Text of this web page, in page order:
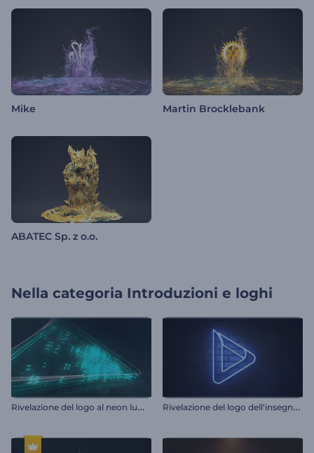
Mike Martin Brocklebank
ABATEC Sp. z o.o.
Nella categoria Introduzioni e loghi
R
ivelazione del logo al neon luminoso R
ivelazione del logo dell'insegna al neon